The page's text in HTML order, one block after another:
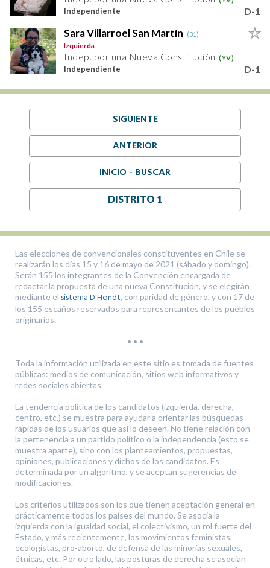
Independiente D-1
Sara Villarroel San Martín
(31)
Izquierda
Indep. por una Nueva Constitución (YV)
Independiente D-1
SIGUIENTE
ANTERIOR
INICIO - BUSCAR
DISTRITO 1
Las elecciones de convencionales constituyentes en Chile se
realizarán los días 15 y 16 de mayo de 2021 (sábado y domingo).
Serán 155 los integrantes de la Convención encargada de
redactar la propuesta de una nueva Constitución, y se elegirán
mediante el sistema D'Hondt, con paridad de género, y con 17 de
los 155 escaños reservados para representantes de los pueblos
originarios.
• • •
Toda la información utilizada en este sitio es tomada de fuentes
públicas: medios de comunicación, sitios web informativos y
redes sociales abiertas.
La tendencia política de los candidatos (izquierda, derecha,
centro, etc.) se muestra para ayudar a orientar las búsquedas
rápidas de los usuarios que así lo deseen. No tiene relación con
la pertenencia a un partido político o la independencia (esto se
muestra aparte), sino con los planteamientos, propuestas,
opiniones, publicaciones y dichos de los candidatos. Es
determinada por un algoritmo, y se aceptan sugerencias de
modificaciones.
Los criterios utilizados son los que tienen aceptación general en
prácticamente todos los países del mundo. Se asocia la
izquierda con la igualdad social, el colectivismo, un rol fuerte del
Estado, y más recientemente, los movimientos feministas,
ecologistas, pro-aborto, de defensa de las minorías sexuales,
étnicas, etc. Por otro lado, las posturas de derecha se asocian